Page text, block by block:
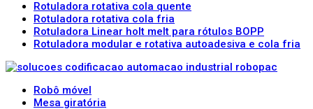
Rotuladora rotativa cola quente
Rotuladora rotativa cola fria
Rotuladora Linear holt melt para rótulos BOPP
Rotuladora modular e rotativa autoadesiva e cola fria
Robô móvel
Mesa giratória